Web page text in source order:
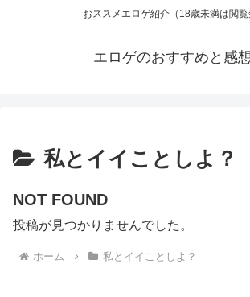
おススメエロゲ紹介（18歳未満は閲覧
エロゲのおすすめと感
私とイイことしよ？
NOT FOUND
投稿が見つかりませんでした。
ホーム 私とイイことしよ？